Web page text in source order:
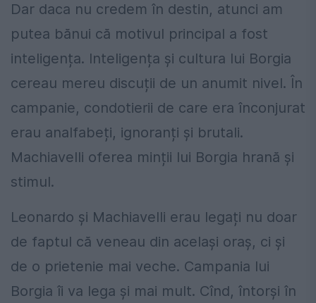
Dar daca nu credem în destin, atunci am
putea bănui că motivul principal a fost
inteligența. Inteligența și cultura lui Borgia
cereau mereu discuții de un anumit nivel. În
campanie, condotierii de care era înconjurat
erau analfabeți, ignoranți și brutali.
Machiavelli oferea minții lui Borgia hrană și
stimul.
Leonardo și Machiavelli erau legați nu doar
de faptul că veneau din același oraș, ci și
de o prietenie mai veche. Campania lui
Borgia îi va lega și mai mult. Cînd, întorși în